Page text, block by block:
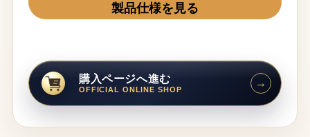
製品仕様を見る
購入ページへ進む
OFFICIAL ONLINE SHOP
→